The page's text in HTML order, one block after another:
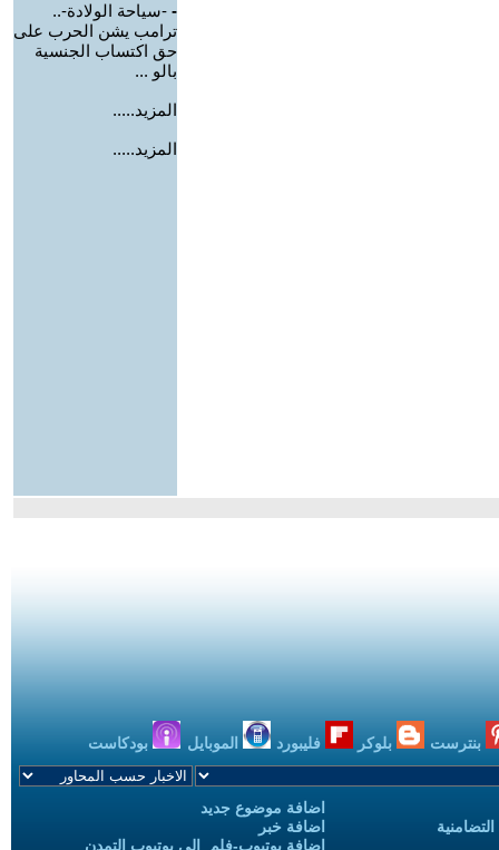
- -سياحة الولادة-..
ترامب يشن الحرب على
حق اكتساب الجنسية
بالو ...
المزيد.....
المزيد.....
بنترست بلوكر فليبورد الموبايل بودكاست
اضافة موضوع جديد
اضافة خبر
إضافة يوتيوب-فلم إلى يوتيوب التمدن